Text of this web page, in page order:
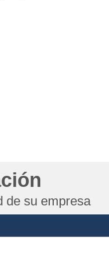
de su empresa